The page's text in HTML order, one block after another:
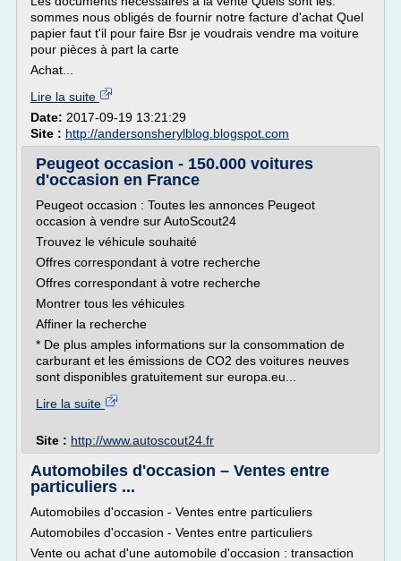
sommes nous obligés de fournir notre facture d'achat Quel
papier faut t'il pour faire Bsr je voudrais vendre ma voiture
pour pièces à part la carte
Achat...
Lire la suite
Date: 2017-09-19 13:21:29
Site : http://andersonsherylblog.blogspot.com
Peugeot occasion - 150.000 voitures
d'occasion en France
Peugeot occasion : Toutes les annonces Peugeot
occasion à vendre sur AutoScout24
Trouvez le véhicule souhaité
Offres correspondant à votre recherche
Offres correspondant à votre recherche
Montrer tous les véhicules
Affiner la recherche
* De plus amples informations sur la consommation de
carburant et les émissions de CO2 des voitures neuves
sont disponibles gratuitement sur europa.eu...
Lire la suite
Site : http://www.autoscout24.fr
Automobiles d'occasion – Ventes entre
particuliers ...
Automobiles d'occasion - Ventes entre particuliers
Automobiles d'occasion - Ventes entre particuliers
Vente ou achat d'une automobile d'occasion : transaction